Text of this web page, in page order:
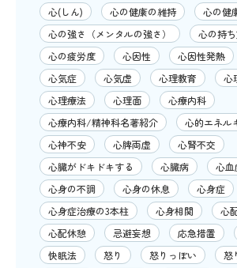
心(しん)
心の健康の維持
心の健
心の強さ（メンタルの強さ）
心の持
心の疲労度
心因性 心因性発熱
心気症
心気虚 心理教育
心
心理療法
心理面
心療内科
心療内科/精神科名著紹介
心的エネル
心神不安
心脾両虚
心腎不交
心臓がドキドキする
心臓病
心血
心身の不調
心身の休息
心身症
心身症治療の3本柱
心身相関 心
心配休憩
忌避妄想 応急措置
快眠法
怒り 怒りっぽい
怒